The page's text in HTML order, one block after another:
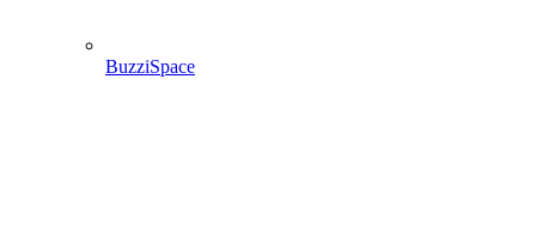
BuzziSpace